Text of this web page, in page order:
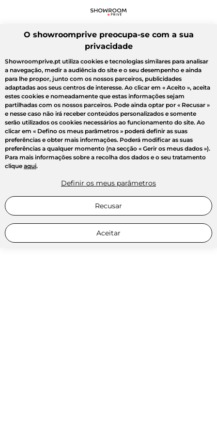
O showroomprive preocupa-se com a sua
privacidade
Showroomprive.pt utiliza cookies e tecnologias similares para analisar
a navegação, medir a audiência do site e o seu desempenho e ainda
para lhe propor, junto com os nossos parceiros, publicidades
adaptadas aos seus centros de interesse. Ao clicar em « Aceito », aceita
estes cookies e nomeadamente que estas informações sejam
partilhadas com os nossos parceiros. Pode ainda optar por « Recusar »
e nesse caso não irá receber conteúdos personalizados e somente
serão utilizados os cookies necessários ao funcionamento do site. Ao
clicar em « Defino os meus parâmetros » poderá definir as suas
preferências e obter mais informações. Poderá modificar as suas
preferências a qualquer momento (na secção « Gerir os meus dados »).
Para mais informações sobre a recolha dos dados e o seu tratamento
clique aqui.
Definir os meus parâmetros
Recusar
Aceitar